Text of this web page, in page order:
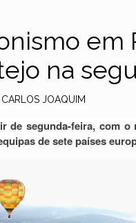
em
na
CARLOS JOAQUIM
segunda-feira, com
de sete países